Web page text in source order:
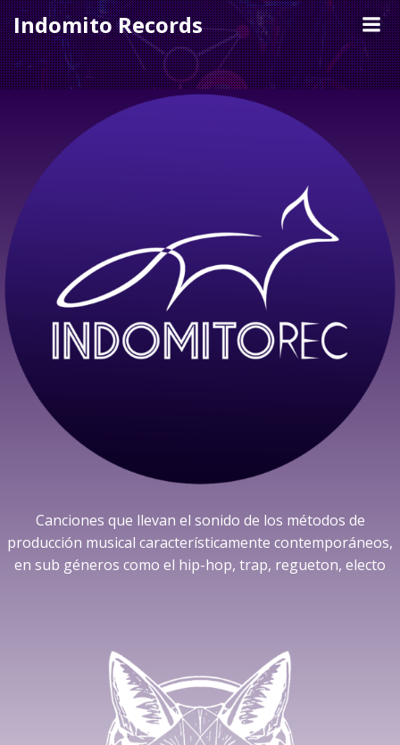
Skip
to
content
Indomito Records
Canciones que llevan el sonido de los métodos de
producción musical característicamente contemporáneos,
en sub géneros como el hip-hop, trap, regueton, electo